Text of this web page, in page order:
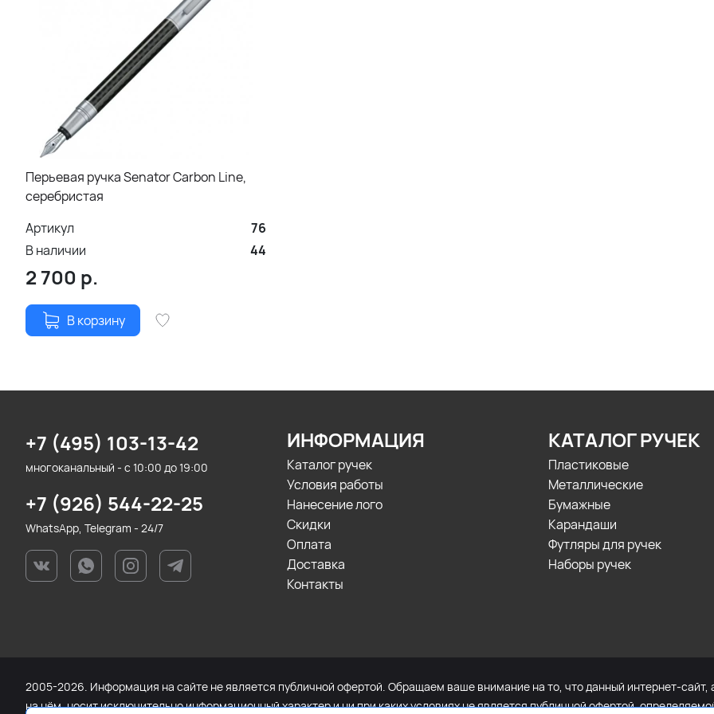
Перьевая ручка Senator Carbon Line,
серебристая
Артикул
76
В наличии
44
2 700 р.
В корзину
+7 (495) 103-13-42
многоканальный - с 10:00 до 19:00
+7 (926) 544-22-25
WhatsApp, Telegram - 24/7
ИНФОРМАЦИЯ
Каталог ручек
Условия работы
Нанесение лого
Скидки
Оплата
Доставка
Контакты
КАТАЛОГ РУЧЕК
Пластиковые
Металлические
Бумажные
Карандаши
Футляры для ручек
Наборы ручек
2005-2026. Информация на сайте не является публичной офертой. Обращаем ваше внимание на то, что данный интернет-
на нём, носит исключительно информационный характер и ни при каких условиях не является публичной офертой,